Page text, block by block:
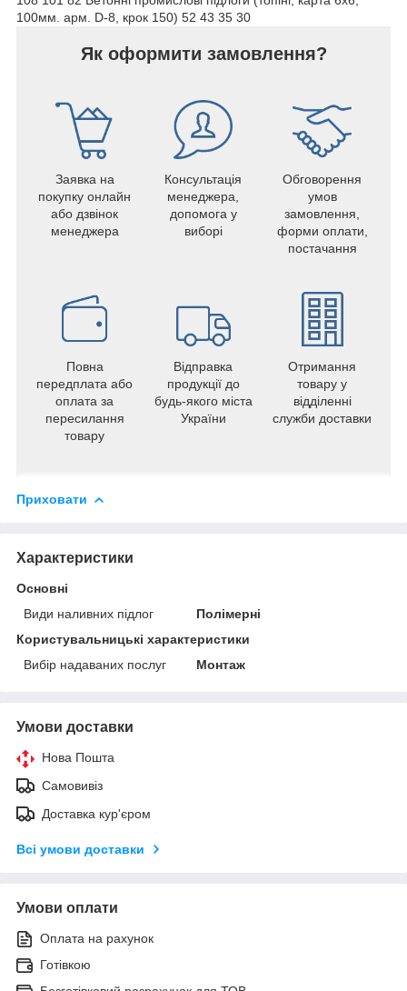
100мм. арм. D-8, крок 150) 52 43 35 30
Як оформити замовлення?
Заявка на
покупку онлайн
або дзвінок
менеджера
Консультація
менеджера,
допомога у
виборі
Обговорення
умов
замовлення,
форми оплати,
постачання
Повна
передплата або
оплата за
пересилання
товару
Відправка
продукції до
будь-якого міста
України
Отримання
товару у
відділенні
служби доставки
Приховати
Характеристики
Основні
Види наливних підлог
Полімерні
Користувальницькі характеристики
Вибір надаваних послуг
Монтаж
Умови доставки
Нова Пошта
Самовивіз
Доставка кур'єром
Всі умови доставки
Умови оплати
Оплата на рахунок
Готівкою